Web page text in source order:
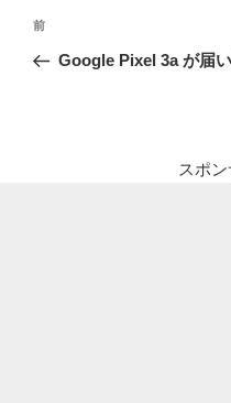
投
ナ
前
の
前
Google Pixel 3a が届
スポ